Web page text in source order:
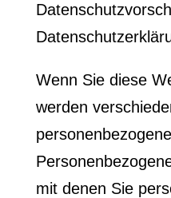
Wenn Sie diese
werden
mit denen Sie